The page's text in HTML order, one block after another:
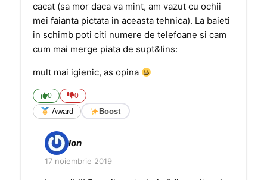
cacat (sa mor daca va mint, am vazut cu ochii
mei faianta pictata in aceasta tehnica). La baieti
in schimb poti citi numere de telefoane si cam
cum mai merge piata de supt&lins:
mult mai igienic, as opina
0 0
Award Boost
Ion
17 noiembrie 2019